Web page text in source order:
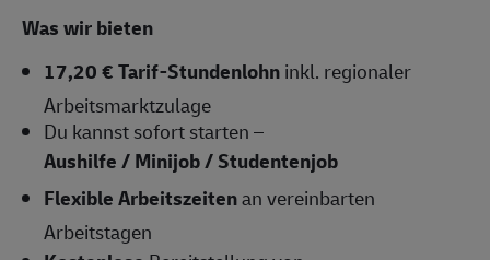
Was wir bieten
17,20 € Tarif-Stundenlohninkl. regionaler
Arbeitsmarktzulage
Du kannst sofort starten –
Aushilfe / Minijob / Studentenjob
Flexible Arbeitszeitenan vereinbarten
Arbeitstagen